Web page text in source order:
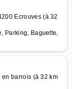
Ecrouves (à 32
Parking, Baguette,
barrois (à 32 km